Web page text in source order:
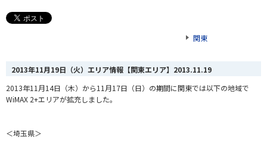
関東
2013年11月19日（火）エリア情報【関東エリア】 2013.11.19
2013年11月14日（木）から11月17日（日）の期間に関東では以下の地域で
WiMAX 2+エリアが拡充しました。
＜埼玉県＞